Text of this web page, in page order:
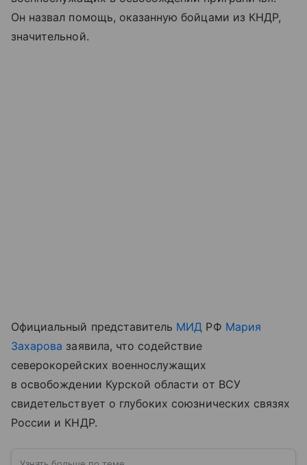
Он назвал помощь, оказанную бойцами из КНДР,
значительной.
Официальный представитель МИД РФ Мария
Захарова заявила, что содействие
северокорейских военнослужащих
в освобождении Курской области от ВСУ
свидетельствует о глубоких союзнических связях
России и КНДР.